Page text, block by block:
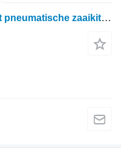
Ortolan Andrea rotorkopeg met pneumatische zaaikit en rol